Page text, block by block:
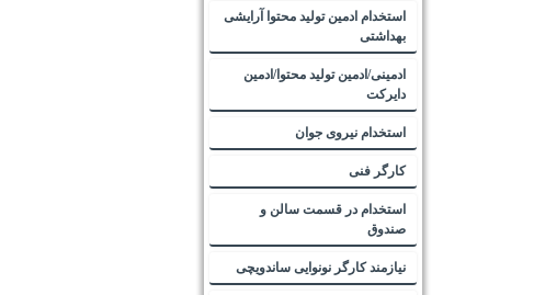
استخدام ادمین تولید محتوا آرایشی
بهداشتی
ادمینی/ادمین تولید محتوا/ادمین
دایرکت
استخدام نیروی جوان
کارگر فنی
استخدام در قسمت سالن و
صندوق
نیازمند کارگر نونوایی ساندویچی